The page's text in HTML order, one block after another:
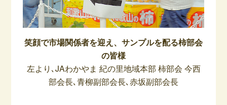
笑顔で市場関係者を迎え、サンプルを配る柿部会
の皆様
左より､JAわかやま 紀の里地域本部 柿部会 今西
部会長､青柳副部会長､赤坂副部会長